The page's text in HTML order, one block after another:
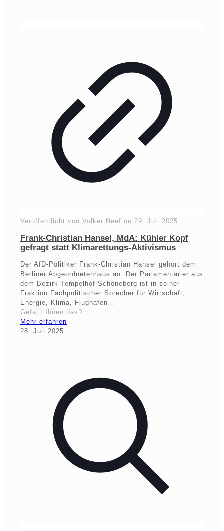
Veröffentlicht von Volker Neef on 29. Juli 2025
Frank-Christian Hansel, MdA: Kühler Kopf
gefragt statt Klimarettungs-Aktivismus
Der AfD-Politiker Frank-Christian Hansel gehört dem
Berliner Abgeordnetenhaus an. Der Parlamentarier aus
dem Bezirk Tempelhof-Schöneberg ist in seiner
Fraktion Fachpolitischer Sprecher für Wirtschaft,
Energie, Klima, Flughafen…
Gefällt Ihnen das?
Mehr erfahren
28. Juli 2025